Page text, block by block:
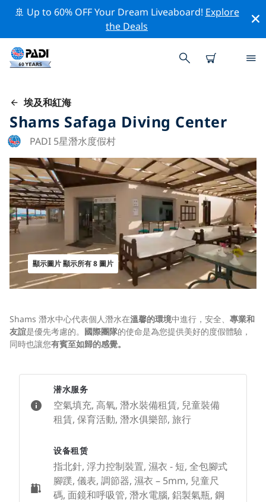
🚢 Up to 60% OFF Your Dream Liveaboard! Explore
the Deals
埃及和紅海
Shams Safaga Diving Center
PADI 5星潛水度假村
顯示圖片 顯示所有 8 圖片
Shams 潛水中心代表個人潛水在溫馨的環境中進行，安全、 專業和
友誼是優先考慮的。 國際團隊的使命是為您提供美好的度假體驗，
同時也讓您有賓至如歸的感覺。
潜水服务
空氣填充, 高氧, 潛水裝備租賃, 兒童裝備
租賃, 保育活動, 潛水俱樂部, 旅行
设备租赁
指北針, 浮力控制裝置, 濕衣 - 短, 全包腳式
腳蹼, 儀表, 調節器, 濕衣 – 5mm, 兒童尺
碼, 面鏡和呼吸管, 潛水電腦, 鋁製氣瓶, 鋼